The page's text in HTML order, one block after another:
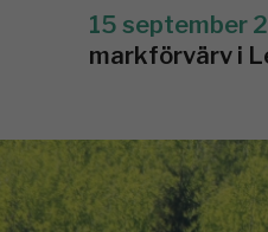
15 september
markförvärv i